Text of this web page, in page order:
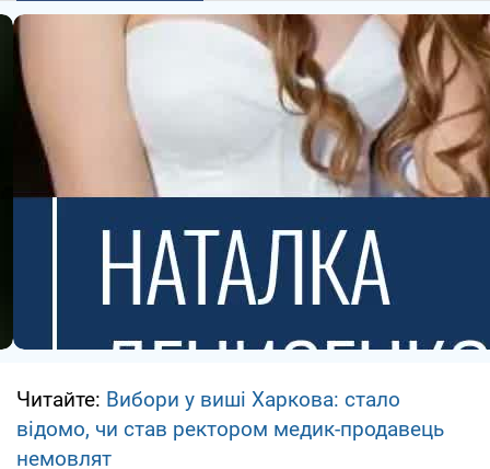
Читайте: Вибори у виші Харкова: стало
відомо, чи став ректором медик-продавець
немовлят